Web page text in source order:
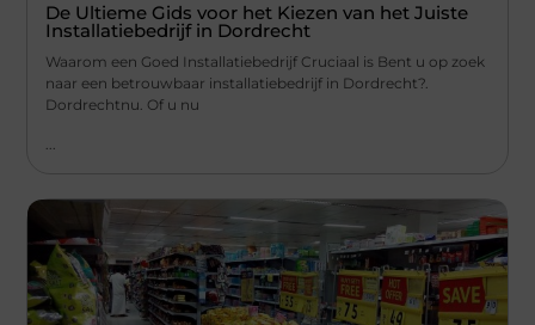
De Ultieme Gids voor het Kiezen van het Juiste
Installatiebedrijf in Dordrecht
Waarom een Goed Installatiebedrijf Cruciaal is Bent u op zoek
naar een betrouwbaar installatiebedrijf in Dordrecht?.
Dordrechtnu. Of u nu